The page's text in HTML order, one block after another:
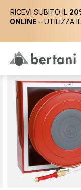
RICEVI SUBITO IL
ONLINE - UTILIZZA